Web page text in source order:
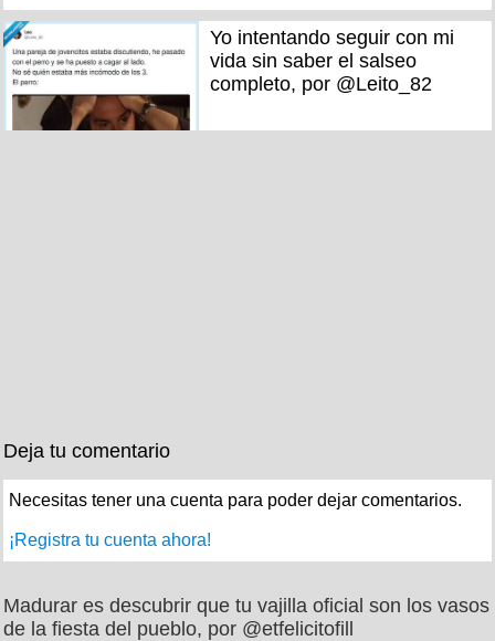
Yo intentando seguir con mi
vida sin saber el salseo
completo, por @Leito_82
Deja tu comentario
Necesitas tener una cuenta para poder dejar comentarios.
¡Registra tu cuenta ahora!
Madurar es descubrir que tu vajilla oficial son los vasos
de la fiesta del pueblo, por @etfelicitofill